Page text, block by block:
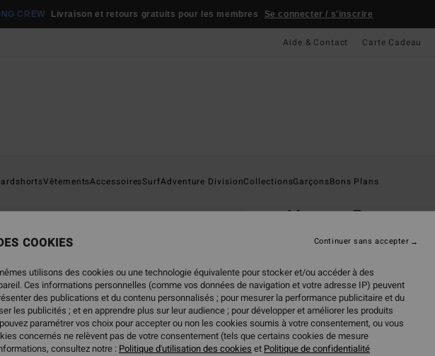
CREW Livraison et retours gratuits pour les membres Se connecter / s'inscrire
Aide & Contact Carte Cadeau
VêtementsAccessoiresSurfAdventure DivisionCollectionsGarçonsBons Plans
Vacant Pu
Portefeuille 3 volets Noir homme
ECO-BONUS
29,95 €
CouleurBlack
COOKIES
utilisons des cookies ou une technologie équivalente pour stocker et/ou accéder à des
Ces informations personnelles (comme vos données de navigation et votre adresse IP) peuvent
des publications et du contenu personnalisés ; pour mesurer la performance publicitaire et du
les publicités ; et en apprendre plus sur leur audience ; pour développer et améliorer les produits
paramétrer vos choix pour accepter ou non les cookies soumis à votre consentement, ou vous
concernés ne relèvent pas de votre consentement (tels que certains cookies de mesure
consultez notre : Politique d'utilisation des cookies et Politique de confidentialité
Continuer sans accepter